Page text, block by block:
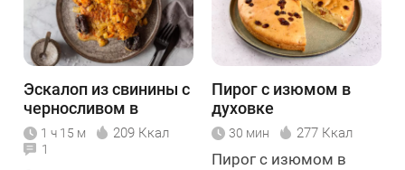
Эскалоп из свинины с
черносливом в
сливочном соусе
1 ч 15 м 209 Ккал
1
Пирог с изюмом в
духовке
30 мин 277 Ккал
Пирог с изюмом в